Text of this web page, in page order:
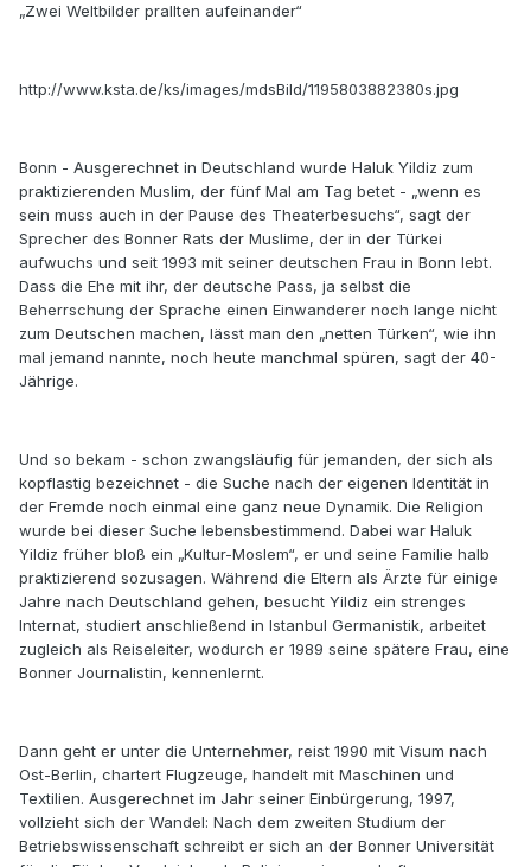
„Zwei Weltbilder prallten aufeinander“
http://www.ksta.de/ks/images/mdsBild/1195803882380s.jpg
Bonn - Ausgerechnet in Deutschland wurde Haluk Yildiz zum
praktizierenden Muslim, der fünf Mal am Tag betet - „wenn es
sein muss auch in der Pause des Theaterbesuchs“, sagt der
Sprecher des Bonner Rats der Muslime, der in der Türkei
aufwuchs und seit 1993 mit seiner deutschen Frau in Bonn lebt.
Dass die Ehe mit ihr, der deutsche Pass, ja selbst die
Beherrschung der Sprache einen Einwanderer noch lange nicht
zum Deutschen machen, lässt man den „netten Türken“, wie ihn
mal jemand nannte, noch heute manchmal spüren, sagt der 40-
Jährige.
Und so bekam - schon zwangsläufig für jemanden, der sich als
kopflastig bezeichnet - die Suche nach der eigenen Identität in
der Fremde noch einmal eine ganz neue Dynamik. Die Religion
wurde bei dieser Suche lebensbestimmend. Dabei war Haluk
Yildiz früher bloß ein „Kultur-Moslem“, er und seine Familie halb
praktizierend sozusagen. Während die Eltern als Ärzte für einige
Jahre nach Deutschland gehen, besucht Yildiz ein strenges
Internat, studiert anschließend in Istanbul Germanistik, arbeitet
zugleich als Reiseleiter, wodurch er 1989 seine spätere Frau, eine
Bonner Journalistin, kennenlernt.
Dann geht er unter die Unternehmer, reist 1990 mit Visum nach
Ost-Berlin, chartert Flugzeuge, handelt mit Maschinen und
Textilien. Ausgerechnet im Jahr seiner Einbürgerung, 1997,
vollzieht sich der Wandel: Nach dem zweiten Studium der
Betriebswissenschaft schreibt er sich an der Bonner Universität